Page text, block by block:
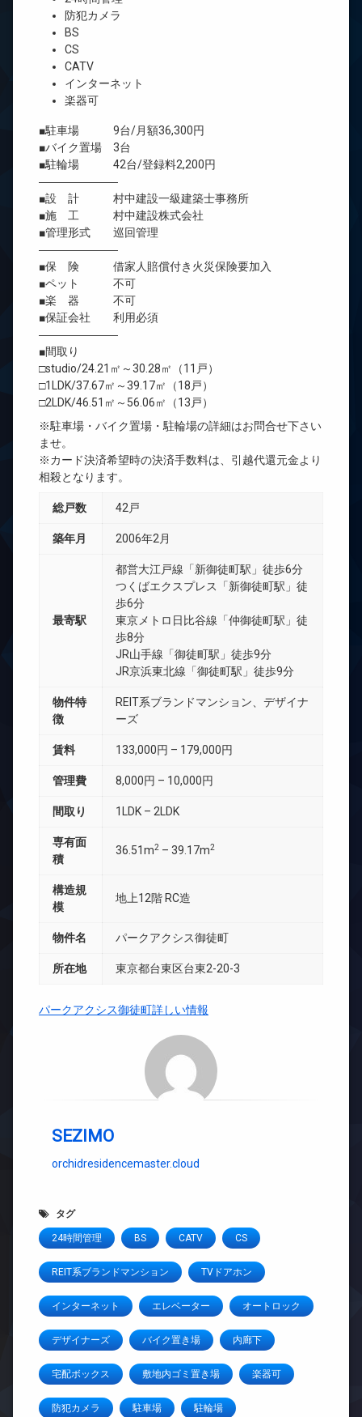
防犯カメラ
BS
CS
CATV
インターネット
楽器可
■駐車場 9台/月額36,300円
■バイク置場 3台
■駐輪場 42台/登録料2,200円
―――――――
■設 計 村中建設一級建築士事務所
■施 工 村中建設株式会社
■管理形式 巡回管理
―――――――
■保 険 借家人賠償付き火災保険要加入
■ペット 不可
■楽 器 不可
■保証会社 利用必須
―――――――
■間取り
□studio/24.21㎡～30.28㎡（11戸）
□1LDK/37.67㎡～39.17㎡（18戸）
□2LDK/46.51㎡～56.06㎡（13戸）
※駐車場・バイク置場・駐輪場の詳細はお問合せ下さい
ませ。
※カード決済希望時の決済手数料は、引越代還元金より
相殺となります。
総戸数 42戸
築年月 2006年2月
最寄駅
都営大江戸線「新御徒町駅」徒歩6分
つくばエクスプレス「新御徒町駅」徒
歩6分
東京メトロ日比谷線「仲御徒町駅」徒
歩8分
JR山手線「御徒町駅」徒歩9分
JR京浜東北線「御徒町駅」徒歩9分
物件特
徴
REIT系ブランドマンション、デザイナ
ーズ
賃料 133,000円 – 179,000円
管理費 8,000円 – 10,000円
間取り 1LDK – 2LDK
専有面
積
36.51m2 – 39.17m2
構造規
模
地上12階 RC造
物件名 パークアクシス御徒町
所在地 東京都台東区台東2-20-3
パークアクシス御徒町詳しい情報
SEZIMO
orchidresidencemaster.cloud
タグ
24時間管理 BS CATV CS
REIT系ブランドマンション TVドアホン
インターネット エレベーター オートロック
デザイナーズ バイク置き場 内廊下
宅配ボックス 敷地内ゴミ置き場 楽器可
防犯カメラ 駐車場 駐輪場